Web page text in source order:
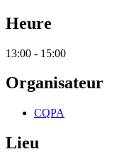
Heure
13:00 - 15:00
Organisateur
CQPA
Lieu